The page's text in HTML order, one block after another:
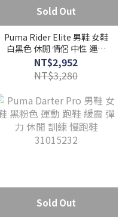
Sold Out
Puma Rider Elite 男鞋 女鞋
白黑色 休閒 情侶 中性 運動
休閒鞋 40292206
NT$2,952
NT$3,280
Sold Out